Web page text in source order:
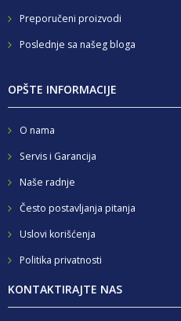
Preporučeni proizvodi
Poslednje sa našeg bloga
OPŠTE INFORMACIJE
O nama
Servis i Garancija
Naše radnje
Često postavljanja pitanja
Uslovi korišćenja
Politika privatnosti
KONTAKTIRAJTE NAS